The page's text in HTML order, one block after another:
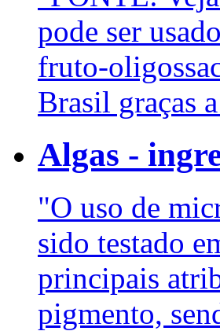
pode ser
fruto-
Brasil graças
Algas -
"O uso de
sido testado
principais
pigmento,